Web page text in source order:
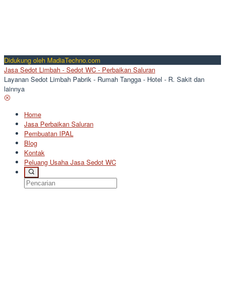
Didukung oleh MadiaTechno.com
Jasa Sedot Limbah - Sedot WC - Perbaikan Saluran
Layanan Sedot Limbah Pabrik - Rumah Tangga - Hotel - R. Sakit dan
lainnya
Home
Jasa Perbaikan Saluran
Pembuatan IPAL
Blog
Kontak
Peluang Usaha Jasa Sedot WC